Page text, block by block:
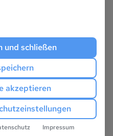
und schließen
akzeptieren
Impressum